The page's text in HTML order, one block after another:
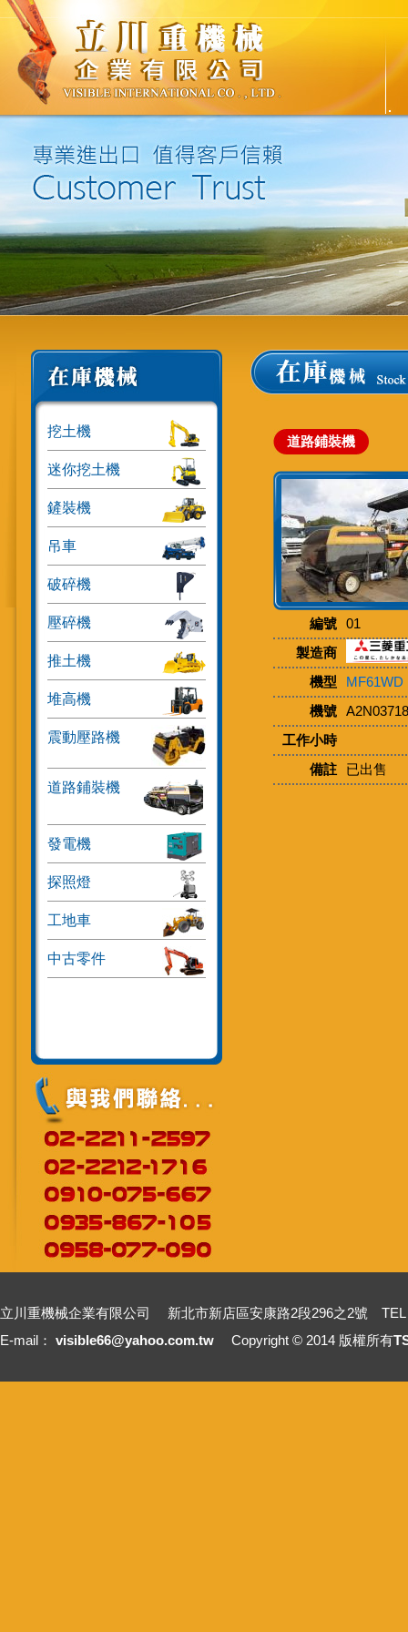
挖土機
迷你挖土機
鏟裝機
吊車
破碎機
壓碎機
推土機
堆高機
震動壓路機
道路鋪裝機
發電機
探照燈
工地車
中古零件
道路鋪裝機
編號
01
製造商
機型
MF61WD
機號
A2N03718
工作小時
備註
已出售
立川重機械企業有限公司 新北市新店區安康路2段296之2號 TEL
E-mail： visible66@yahoo.com.tw Copyright © 2014 版權所有